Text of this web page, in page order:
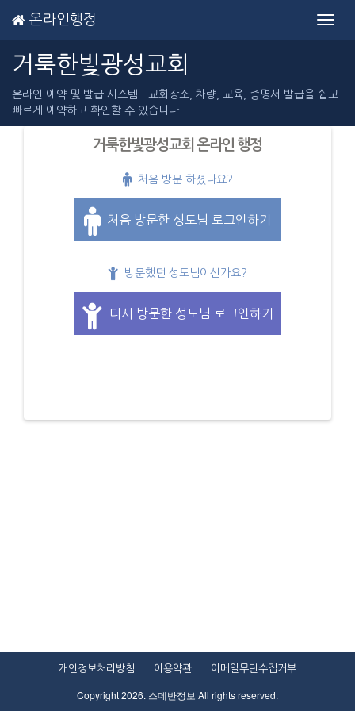
온라인행정
거룩한빛광성교회
온라인 예약 및 발급 시스템 - 교회장소, 차량, 교육, 증명서 발급을 쉽고
빠르게 예약하고 확인할 수 있습니다
거룩한빛광성교회 온라인 행정
처음 방문 하셨나요?
처음 방문한 성도님 로그인하기
방문했던 성도님이신가요?
다시 방문한 성도님 로그인하기
개인정보처리방침 이용약관 이메일무단수집거부
Copyright 2026. 스데반정보 All rights reserved.